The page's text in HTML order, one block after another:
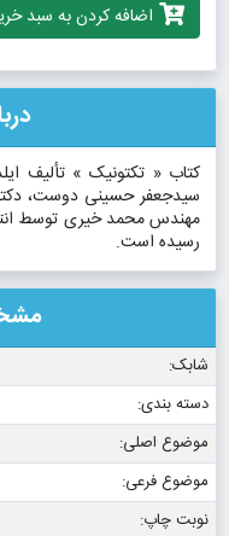
اضافه کردن به سبد
کتاب « تکتونیک » تألیف
سیدجعفر حسینی دوست،
مهندس محمد خیری توسط
رسیده است.
شابک:
دسته بندی:
موضوع اصلی:
موضوع فرعی:
نوبت چاپ: